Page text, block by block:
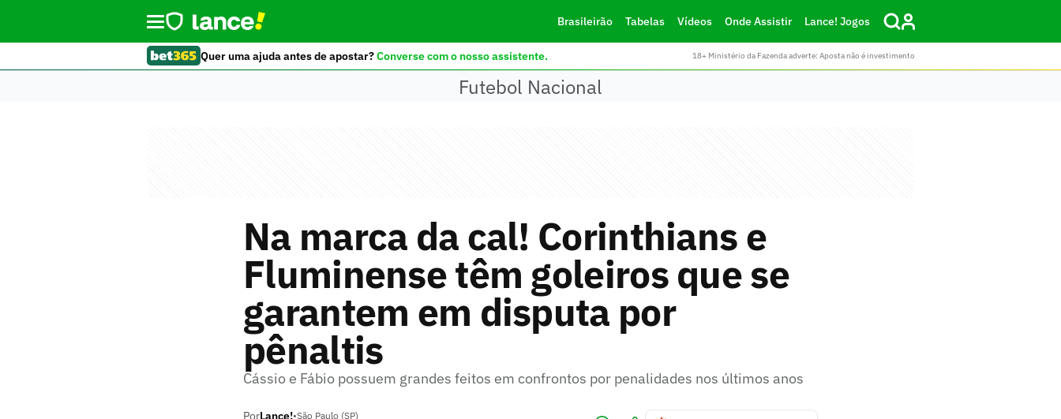
Brasileirão Tabelas Vídeos Onde Assistir Lance! Jogos
Quer uma ajuda antes de apostar?Converse com o nosso assistente. 18+ Ministério da Fazenda adverte: Aposta não é investimento
Futebol Nacional
Na marca da cal! Corinthians e
Fluminense têm goleiros que se
garantem em disputa por
pênaltis
Cássio e Fábio possuem grandes feitos em confrontos por penalidades nos últimos anos
PorLance!•São Paulo (SP)